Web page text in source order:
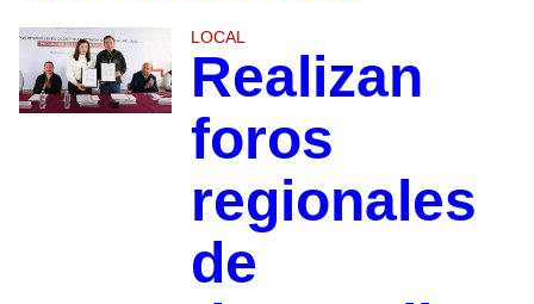
LOCAL
Realizan
foros
regionales
de